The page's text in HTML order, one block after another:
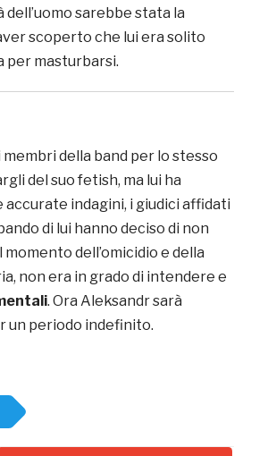
sarebbe stata la
scoperto che lui era solito
per masturbarsi.
membri della band per lo stesso
del suo fetish, ma lui ha
indagini, i giudici affidati
di lui hanno deciso di non
dell’omicidio e della
non era in grado di intendere e
. Ora Aleksandr sarà
un periodo indefinito.